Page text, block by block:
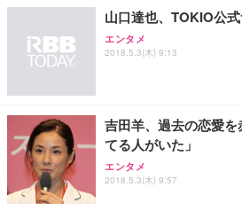
山口達也、TOKIO公
エンタメ
2018.5.3(木) 9:13
吉田羊、過去の恋愛
てる人がいた」
エンタメ
2018.5.3(木) 9:57